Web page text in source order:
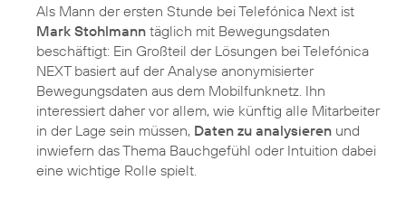
Als Mann der ersten Stunde bei Telefónica Next ist
Mark Stohlmann täglich mit Bewegungsdaten
beschäftigt: Ein Großteil der Lösungen bei Telefónica
NEXT basiert auf der Analyse anonymisierter
Bewegungsdaten aus dem Mobilfunknetz. Ihn
interessiert daher vor allem, wie künftig alle Mitarbeiter
in der Lage sein müssen, Daten zu analysieren und
inwiefern das Thema Bauchgefühl oder Intuition dabei
eine wichtige Rolle spielt.